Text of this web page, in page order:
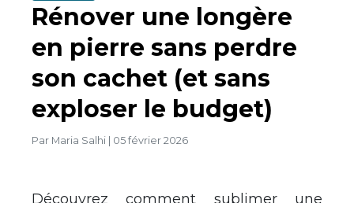
Rénover une longère
en pierre sans perdre
son cachet (et sans
exploser le budget)
Par Maria Salhi 05 février 2026
Découvrez comment sublimer une